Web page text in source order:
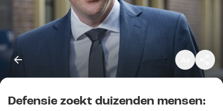
Klein
Standaard
Groot
Kopieer link
Defensie zoekt duizenden mensen: